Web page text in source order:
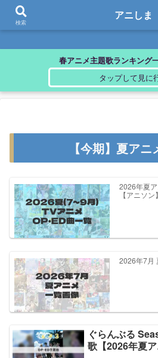
アニしま
春アニメ主題歌ランキング
【今期】夏ア
2026年夏
【アニソン】
2026年7月
ぐらんぶる
歌【2026年夏ア
検索
アニしま